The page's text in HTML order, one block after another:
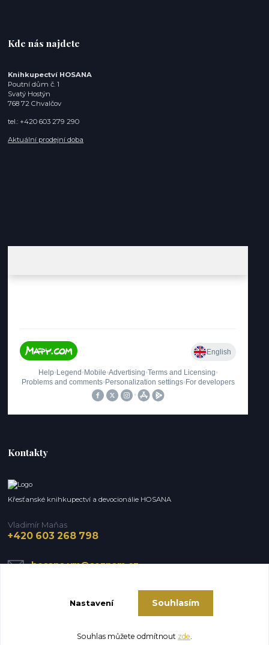
Kde nás najdete
Knihkupectví HOSANA
Poutní dům č. 1
Svatý Hostýn
768 72 Chvalčov
tel.: +420 603 279 290
Aktuální prodejní doba
Kontakty
Křesťanské knihkupectví a devocionálie HOSANA
Vladimír Maňas
+420 603 268 798
hosana.vm@seznam.cz
Vytvořeno na Eshop-rychle.cz
Nastavení Souhlasím
Souhlas můžete odmítnout zde